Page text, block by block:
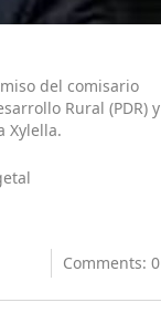
del comisario
Rural (PDR) y
Xylella.
Comments: 0